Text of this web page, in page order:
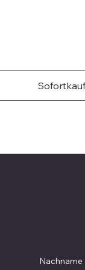
Sofortkauf
Nachname